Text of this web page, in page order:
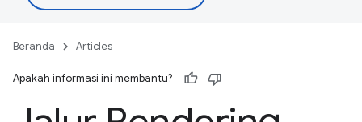
Beranda Articles
Apakah informasi ini membantu?